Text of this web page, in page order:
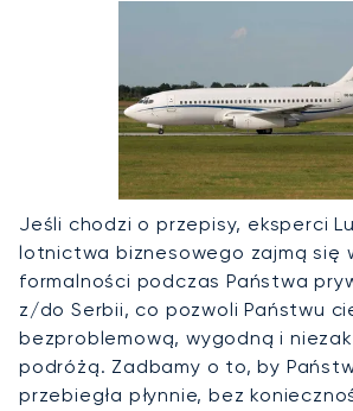
Jeśli chodzi o przepisy, eksperci
lotnictwa biznesowego zajmą się
formalności podczas Państwa
z/do Serbii, co pozwoli Państwu
bezproblemową, wygodną i
podróżą. Zadbamy o to, by
przebiegła płynnie, bez